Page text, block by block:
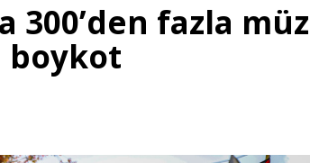
300’den fazla
boykot